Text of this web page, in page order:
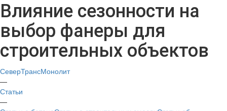
Влияние сезонности на
выбор фанеры для
строительных объектов
СеверТрансМонолит
—
Статьи
—